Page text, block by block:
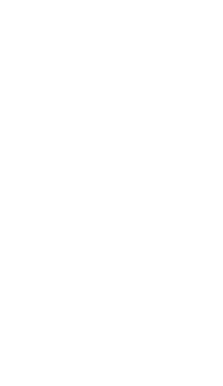
霜 100g
Price
去除面部角質，滋養肌膚。燕麥精
肌膚保濕及提升肌膚質素。積雪草
然後在臉上停留5分鐘。用水徹底沖
眼睛和嘴巴區域。